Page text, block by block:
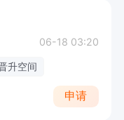
06-18 03:20
升空间
申请